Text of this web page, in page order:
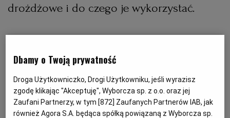
PRZEKĄSKI
KUCHNIA POLSKA
KUCHNIA HISZPAŃSKA
ELBLĄG
KALISZ
ALE HISTORIA
KSIĄŻKI. MAGAZYN DO CZYTANIA
WYSOKIE OBCASY
ARCHIWUM
drożdżowe i do czego je wykorzystać.
Dbamy o Twoją prywatność
Droga Użytkowniczko, Drogi Użytkowniku, jeśli wyrazisz
zgodę klikając "Akceptuję", Wyborcza sp. z o.o. oraz jej
Zaufani Partnerzy, w tym [872] Zaufanych Partnerów IAB, jak
również Agora S.A. będąca spółką powiązaną z Wyborcza sp.